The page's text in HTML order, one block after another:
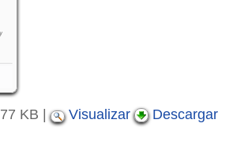
77 KB | Visualizar Descargar